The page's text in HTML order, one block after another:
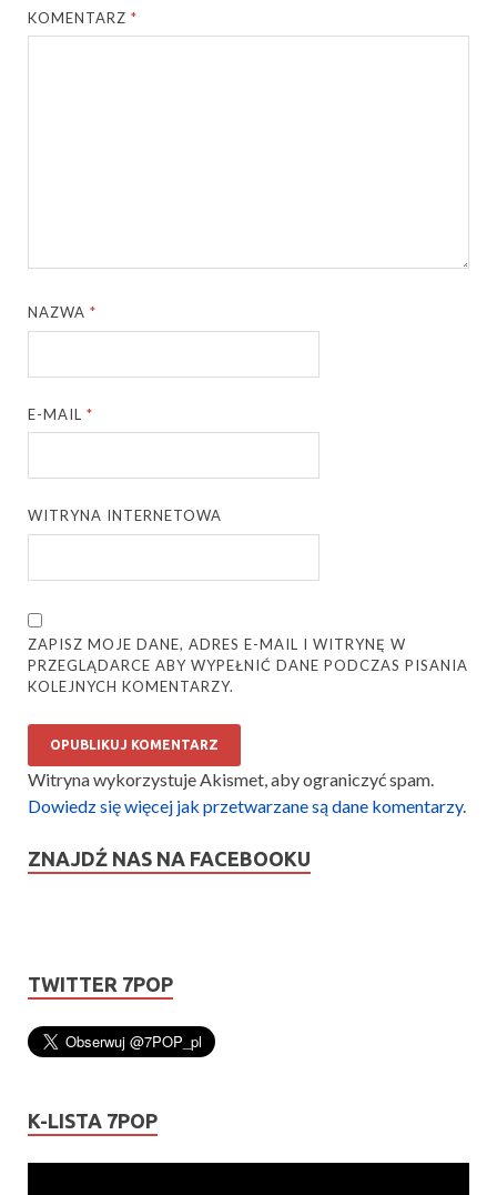
KOMENTARZ*
NAZWA*
E-MAIL*
WITRYNA INTERNETOWA
ZAPISZ MOJE DANE, ADRES E-MAIL I WITRYNĘ W
PRZEGLĄDARCE ABY WYPEŁNIĆ DANE PODCZAS PISANIA
KOLEJNYCH KOMENTARZY.
Witryna wykorzystuje Akismet, aby ograniczyć spam.
Dowiedz się więcej jak przetwarzane są dane komentarzy.
ZNAJDŹ NAS NA FACEBOOKU
TWITTER 7POP
K-LISTA 7POP